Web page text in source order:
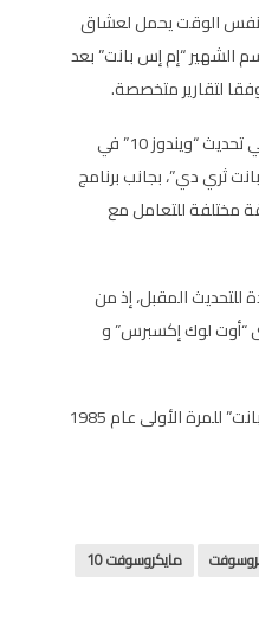
نفس الوقت يحمل لعشاق
الشهير “إم إس بانت” بعد
وكانت مايكروسوفت قدمت في تحديث “ويندوز 10” في
ثري دي”، بجانب برنامج
مختلفة للتعامل مع
للتحديث المقبل، إذ من
“أوت لوك إكسبرس” و
يذكر أن مايكروسوفت قدمت “بانت” للمرة الأولى عام 1985
مايكروسوفت 10